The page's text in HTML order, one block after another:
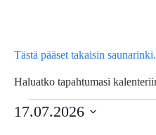
Tästä pääset takaisin
Haluatko tapahtumasi
Tapahtumat
17.07.2026